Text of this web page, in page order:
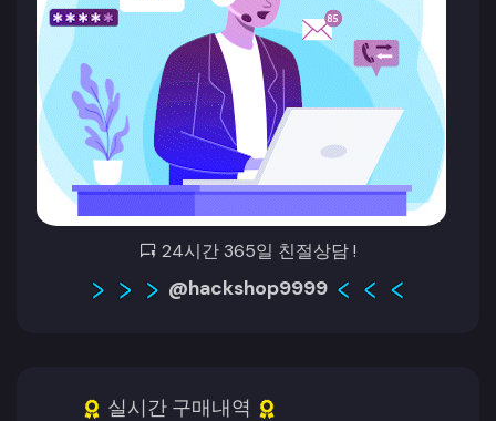
24시간 365일 친절상담 !
@hackshop9999
실시간 구매내역